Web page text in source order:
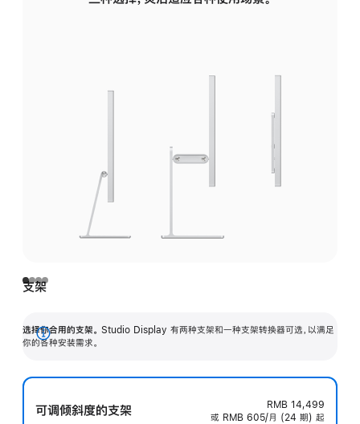
支架
选择你合用的支架。 Studio Display 有两种支架和一种支架转换器可选，以满足
你的各种安装需求。
展
可调倾斜度的支架
RMB 14,499
或 RMB 605/月 (24 期) 起